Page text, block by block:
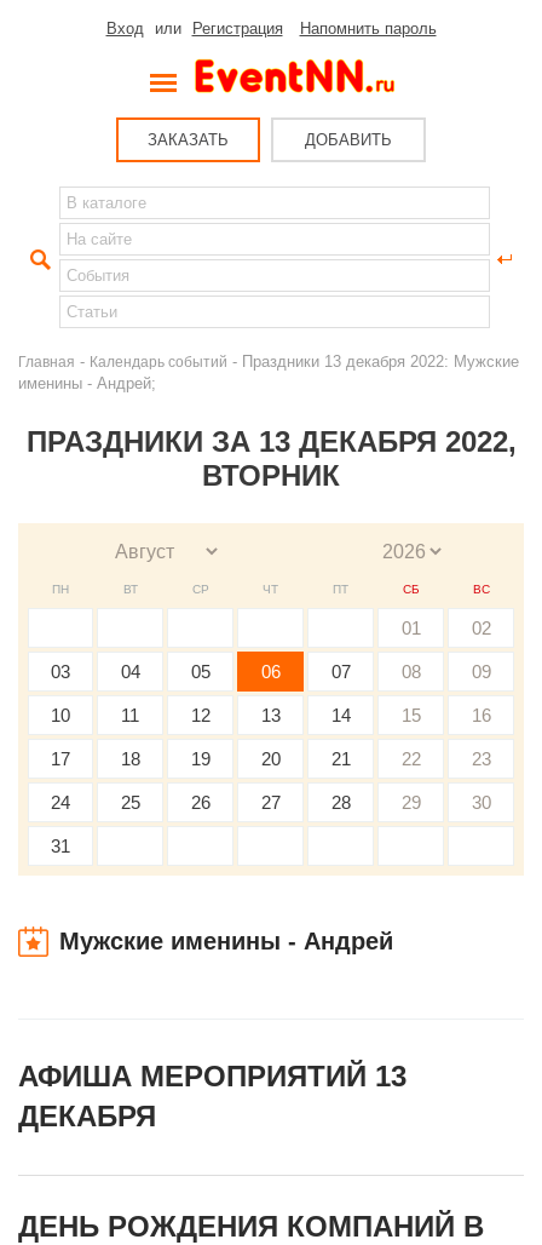
Вход или Регистрация Напомнить пароль
ЗАКАЗАТЬ ДОБАВИТЬ
Главная - Календарь событий - Праздники 13 декабря 2022: Мужские
именины - Андрей;
ПРАЗДНИКИ ЗА 13 ДЕКАБРЯ 2022,
ВТОРНИК
ПН ВТ СР ЧТ ПТ СБ ВС
01 02
03 04 05 06 07 08 09
10 11 12 13 14 15 16
17 18 19 20 21 22 23
24 25 26 27 28 29 30
31
Мужские именины - Андрей
АФИША МЕРОПРИЯТИЙ 13
ДЕКАБРЯ
ДЕНЬ РОЖДЕНИЯ КОМПАНИЙ В